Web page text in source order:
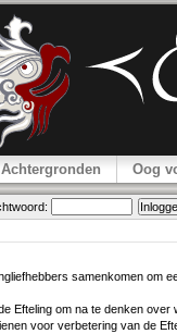
Achtergronden Oog
samenkomen om
Efteling om na te denken over
voor verbe­tering van de